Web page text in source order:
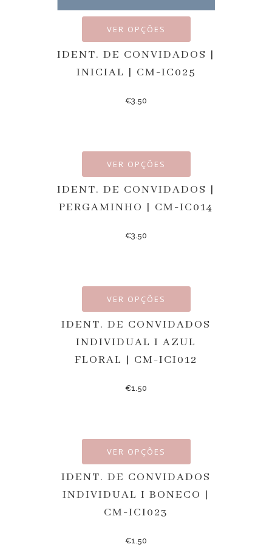
VER OPÇÕES
IDENT. DE CONVIDADOS |
INICIAL | CM-IC025
€3.50
VER OPÇÕES
IDENT. DE CONVIDADOS |
PERGAMINHO | CM-IC014
€3.50
VER OPÇÕES
IDENT. DE CONVIDADOS
INDIVIDUAL I AZUL
FLORAL | CM-ICI012
€1.50
VER OPÇÕES
IDENT. DE CONVIDADOS
INDIVIDUAL I BONECO |
CM-ICI023
€1.50